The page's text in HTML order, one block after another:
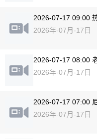
2026-07-17 09:00
2026年-07月-17日
2026-07-17 08:00
2026年-07月-17日
2026-07-17 07:00
2026年-07月-17日